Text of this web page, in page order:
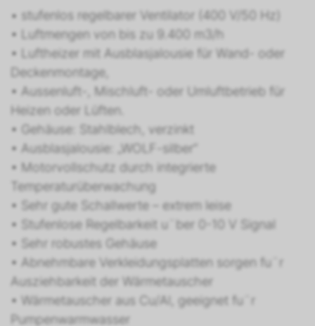
• stufenlos regelbarer Ventilator (400 V/50 Hz)
• Luftmengen von bis zu 9.400 m3/h
• Luftheizer mit Ausblasjalousie für Wand- oder
Deckenmontage,
• Aussenluft-, Mischluft- oder Umluftbetrieb für
Heizen oder Lüften.
• Gehäuse: Stahlblech, verzinkt
• Ausblasjalousie: „WOLF-silber“
• Motorvollschutz durch integrierte
Temperaturüberwachung
• Sehr gute Schallwerte – extrem leise
• Stufenlose Regelbarkeit u¨ber 0-10 V Signal
• Sehr robustes Gehäuse
• Abnehmbare Verkleidungsplatten sorgen fu¨r
Ausziehbarkeit der Wärmetauscher
• Wärmetauscher aus Cu/Al, geeignet fu¨r
Pumpenwarmwasser